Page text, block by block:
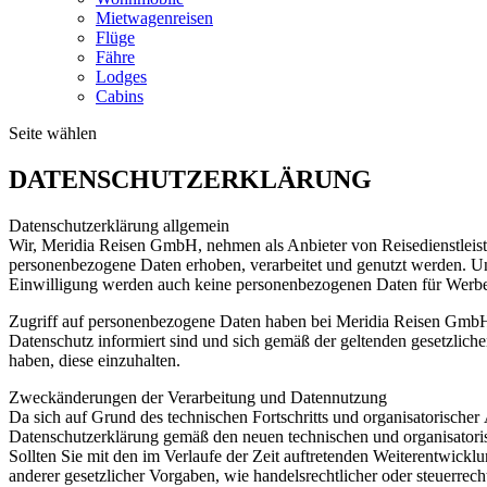
Mietwagenreisen
Flüge
Fähre
Lodges
Cabins
Seite wählen
DATENSCHUTZERKLÄRUNG
Datenschutzerklärung allgemein
Wir, Meridia Reisen GmbH, nehmen als Anbieter von
personenbezogene Daten erhoben, verarbeitet und genutzt werden.
Einwilligung werden auch keine personenbezogenen Daten für
Zugriff auf personenbezogene Daten haben bei Meridia Reisen
Datenschutz informiert sind und sich gemäß der geltenden
haben, diese einzuhalten.
Zweckänderungen der Verarbeitung und Datennutzung
Da sich auf Grund des technischen Fortschritts und
Datenschutzerklärung gemäß den neuen technischen und
Sollten Sie mit den im Verlaufe der Zeit auftretenden
anderer gesetzlicher Vorgaben, wie handelsrechtlicher oder